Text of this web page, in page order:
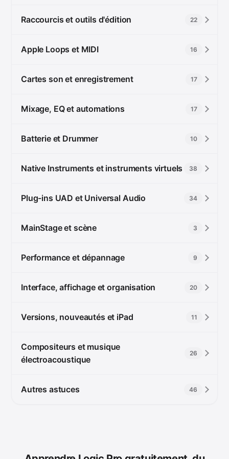
Raccourcis et outils d'édition 22
Apple Loops et MIDI 16
Cartes son et enregistrement 17
Mixage, EQ et automations 17
Batterie et Drummer 10
Native Instruments et instruments virtuels 38
Plug-ins UAD et Universal Audio 34
MainStage et scène 3
Performance et dépannage 9
Interface, affichage et organisation 20
Versions, nouveautés et iPad 11
Compositeurs et musique
électroacoustique
26
Autres astuces 46